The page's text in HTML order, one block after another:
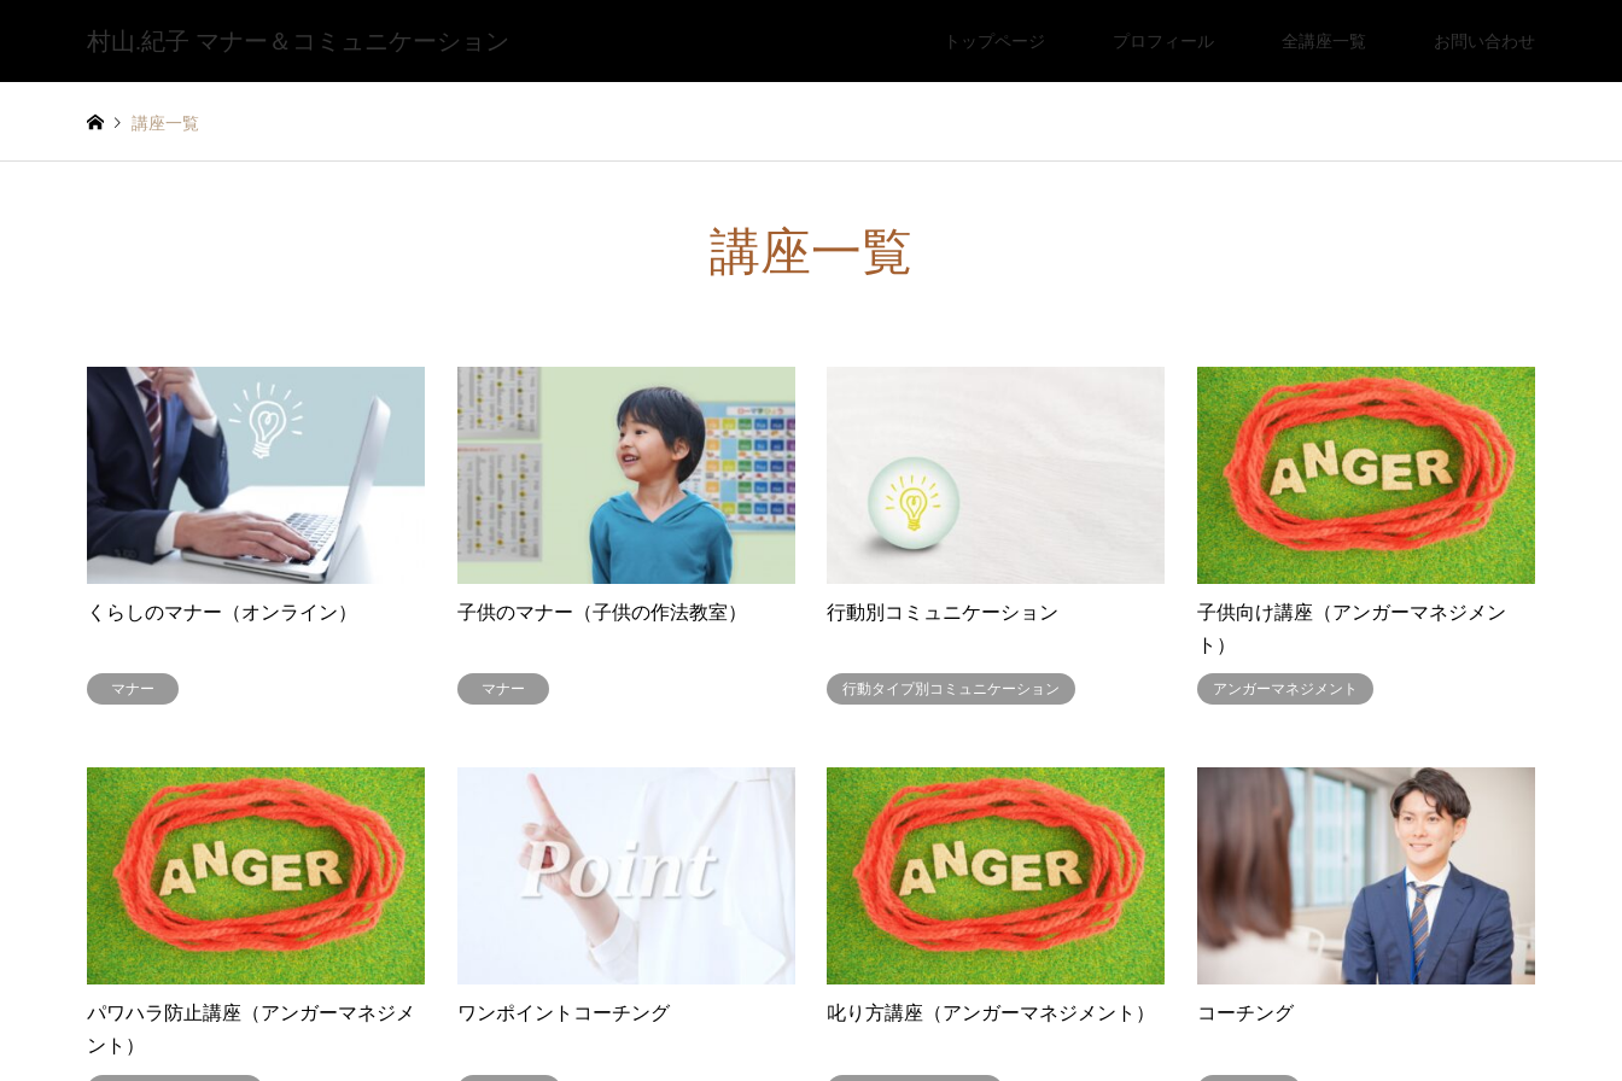
村山.紀子 マナー＆コミュニケーション トップページ プロフィール 全講座一覧 お問い合わせ
講座一覧
講座一覧
くらしのマナー（オンライン）
マナー
子供のマナー（子供の作法教室）
マナー
行動別コミュニケーション
行動タイプ別コミュニケーション
子供向け講座（アンガーマネジメン
ト）
アンガーマネジメント
パワハラ防止講座（アンガーマネジメ
ント）
ワンポイントコーチング 叱り方講座（アンガーマネジメント） コーチング